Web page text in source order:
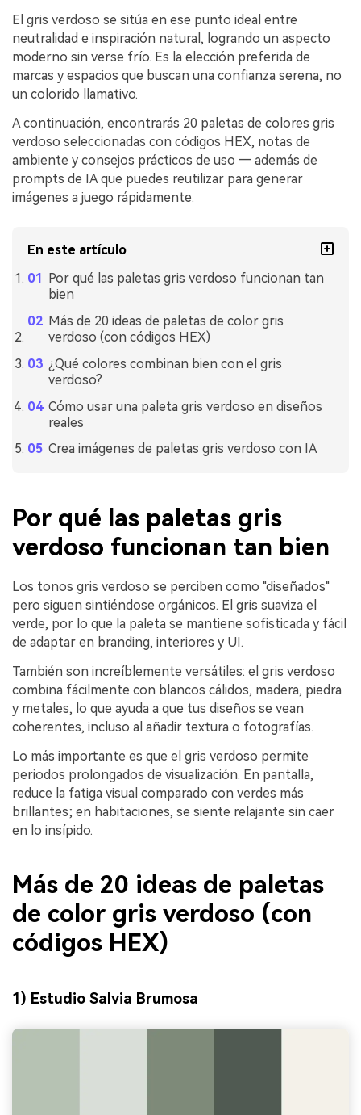
El gris verdoso se sitúa en ese punto ideal entre
neutralidad e inspiración natural, logrando un aspecto
moderno sin verse frío. Es la elección preferida de
marcas y espacios que buscan una confianza serena, no
un colorido llamativo.
A continuación, encontrarás 20 paletas de colores gris
verdoso seleccionadas con códigos HEX, notas de
ambiente y consejos prácticos de uso — además de
prompts de IA que puedes reutilizar para generar
imágenes a juego rápidamente.
En este artículo
Por qué las paletas gris verdoso funcionan tan
bien
Más de 20 ideas de paletas de color gris
verdoso (con códigos HEX)
¿Qué colores combinan bien con el gris
verdoso?
Cómo usar una paleta gris verdoso en diseños
reales
Crea imágenes de paletas gris verdoso con IA
Por qué las paletas gris
verdoso funcionan tan bien
Los tonos gris verdoso se perciben como "diseñados"
pero siguen sintiéndose orgánicos. El gris suaviza el
verde, por lo que la paleta se mantiene sofisticada y fácil
de adaptar en branding, interiores y UI.
También son increíblemente versátiles: el gris verdoso
combina fácilmente con blancos cálidos, madera, piedra
y metales, lo que ayuda a que tus diseños se vean
coherentes, incluso al añadir textura o fotografías.
Lo más importante es que el gris verdoso permite
periodos prolongados de visualización. En pantalla,
reduce la fatiga visual comparado con verdes más
brillantes; en habitaciones, se siente relajante sin caer
en lo insípido.
Más de 20 ideas de paletas
de color gris verdoso (con
códigos HEX)
1) Estudio Salvia Brumosa